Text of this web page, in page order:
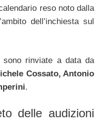
reso noto dalla
dell’inchiesta sul
sono rinviate a data da
Cossato, Antonio
.
delle audizioni